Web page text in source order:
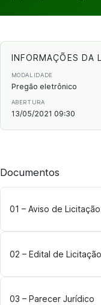
INFORMAÇÕES DA
MODALIDADE
Pregão eletrônico
ABERTURA
13/05/2021 09:30
Documentos
01 – Aviso de Licitação
02 – Edital de Licitação
03 – Parecer Jurídico